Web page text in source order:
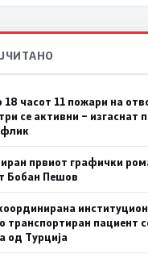
часот 11 пожари на
се активни – изгаснат
првиот графички
Бобан Пешов
транспортиран пациент
од Турција